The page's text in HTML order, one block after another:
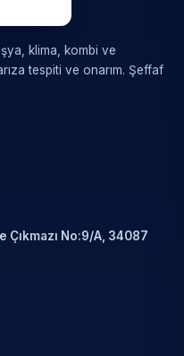
klima, kombi ve
tespiti ve onarım. Şeffaf
No:9/A, 34087